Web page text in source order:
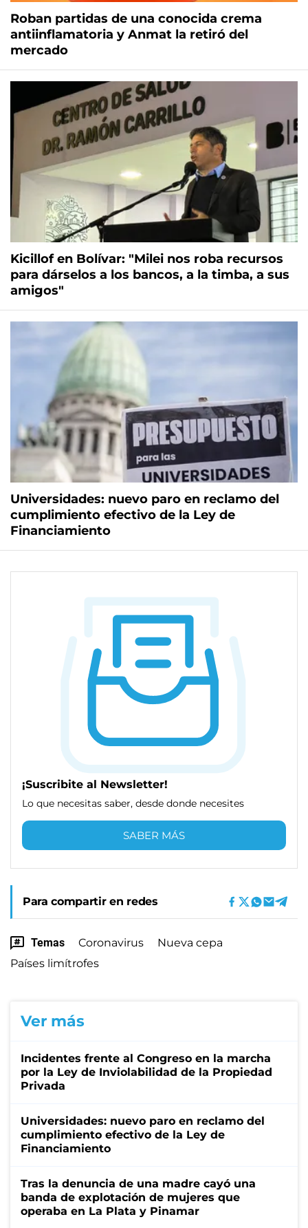
Roban partidas de una conocida crema
antiinflamatoria y Anmat la retiró del
mercado
Kicillof en Bolívar: "Milei nos roba recursos
para dárselos a los bancos, a la timba, a sus
amigos"
Universidades: nuevo paro en reclamo del
cumplimiento efectivo de la Ley de
Financiamiento
¡Suscribite al Newsletter!
Lo que necesitas saber, desde donde necesites
SABER MÁS
Para compartir en redes
Temas Coronavirus
Nueva cepa
Países limítrofes
Ver más
Incidentes frente al Congreso en la marcha
por la Ley de Inviolabilidad de la Propiedad
Privada
Universidades: nuevo paro en reclamo del
cumplimiento efectivo de la Ley de
Financiamiento
Tras la denuncia de una madre cayó una
banda de explotación de mujeres que
operaba en La Plata y Pinamar